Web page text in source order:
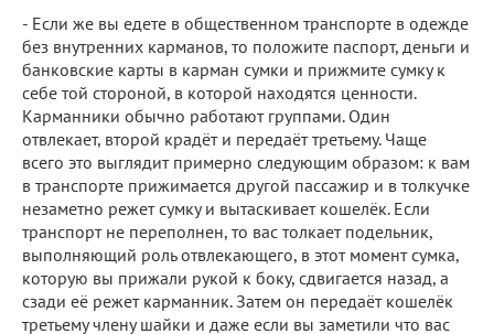
- Если же вы едете в общественном транспорте в одежде
без внутренних карманов, то положите паспорт, деньги и
банковские карты в карман сумки и прижмите сумку к
себе той стороной, в которой находятся ценности.
Карманники обычно работают группами. Один
отвлекает, второй крадёт и передаёт третьему. Чаще
всего это выглядит примерно следующим образом: к вам
в транспорте прижимается другой пассажир и в толкучке
незаметно режет сумку и вытаскивает кошелёк. Если
транспорт не переполнен, то вас толкает подельник,
выполняющий роль отвлекающего, в этот момент сумка,
которую вы прижали рукой к боку, сдвигается назад, а
сзади её режет карманник. Затем он передаёт кошелёк
третьему члену шайки и даже если вы заметили что вас